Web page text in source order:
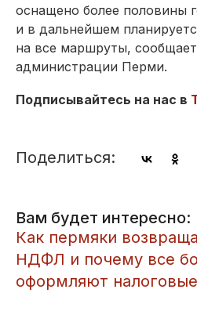
оснащено более половины
и в дальнейшем
на все маршруты,
администрации Перми.
Подписывайтесь на нас в
Поделиться:
Вам будет интересно:
Как пермяки
НДФЛ и почему все
оформляют